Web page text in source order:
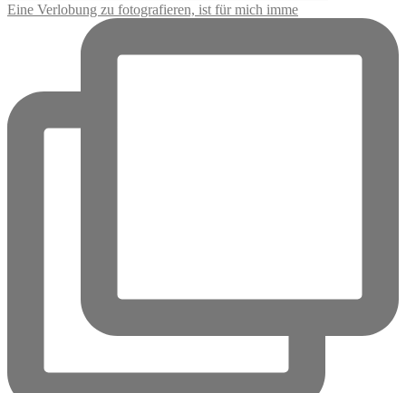
Eine Verlobung zu fotografieren, ist für mich imme